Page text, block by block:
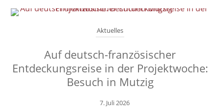
Aktuelles
Auf deutsch-französischer
Entdeckungsreise in der Projektwoche:
Besuch in Mutzig
7. Juli 2026